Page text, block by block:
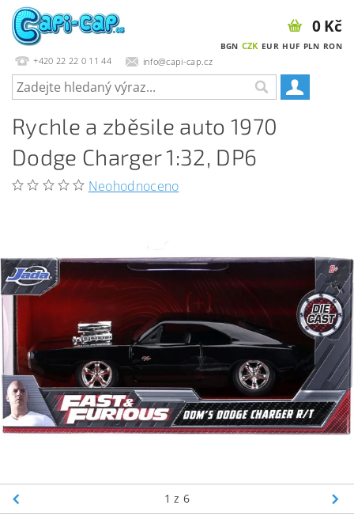
+420 22 22 0 11 44 info@capi-cap.cz
BGN CZK EUR HUF PLN RON
0 Kč
Rychle a zběsile auto 1970
Dodge Charger 1:32, DP6
Neohodnoceno
1 z 6